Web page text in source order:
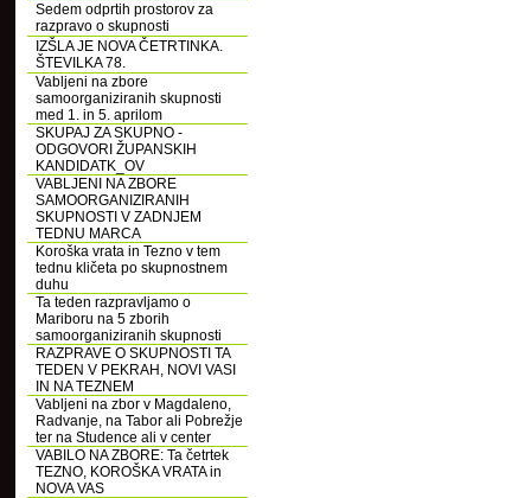
Sedem odprtih prostorov za
razpravo o skupnosti
IZŠLA JE NOVA ČETRTINKA.
ŠTEVILKA 78.
Vabljeni na zbore
samoorganiziranih skupnosti
med 1. in 5. aprilom
SKUPAJ ZA SKUPNO -
ODGOVORI ŽUPANSKIH
KANDIDATK_OV
VABLJENI NA ZBORE
SAMOORGANIZIRANIH
SKUPNOSTI V ZADNJEM
TEDNU MARCA
Koroška vrata in Tezno v tem
tednu kličeta po skupnostnem
duhu
Ta teden razpravljamo o
Mariboru na 5 zborih
samoorganiziranih skupnosti
RAZPRAVE O SKUPNOSTI TA
TEDEN V PEKRAH, NOVI VASI
IN NA TEZNEM
Vabljeni na zbor v Magdaleno,
Radvanje, na Tabor ali Pobrežje
ter na Studence ali v center
VABILO NA ZBORE: Ta četrtek
TEZNO, KOROŠKA VRATA in
NOVA VAS